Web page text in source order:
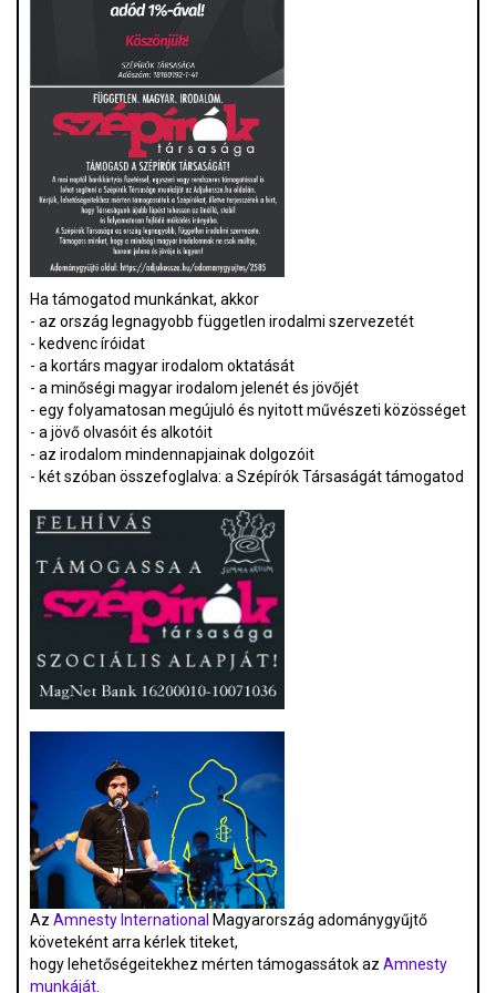
Ha támogatod munkánkat, akkor
- az ország legnagyobb független irodalmi szervezetét
- kedvenc íróidat
- a kortárs magyar irodalom oktatását
- a minőségi magyar irodalom jelenét és jövőjét
- egy folyamatosan megújuló és nyitott művészeti közösséget
- a jövő olvasóit és alkotóit
- az irodalom mindennapjainak dolgozóit
- két szóban összefoglalva: a Szépírók Társaságát támogatod
Az Amnesty International Magyarország adománygyűjtő
követeként arra kérlek titeket,
hogy lehetőségeitekhez mérten támogassátok az Amnesty
munkáját.